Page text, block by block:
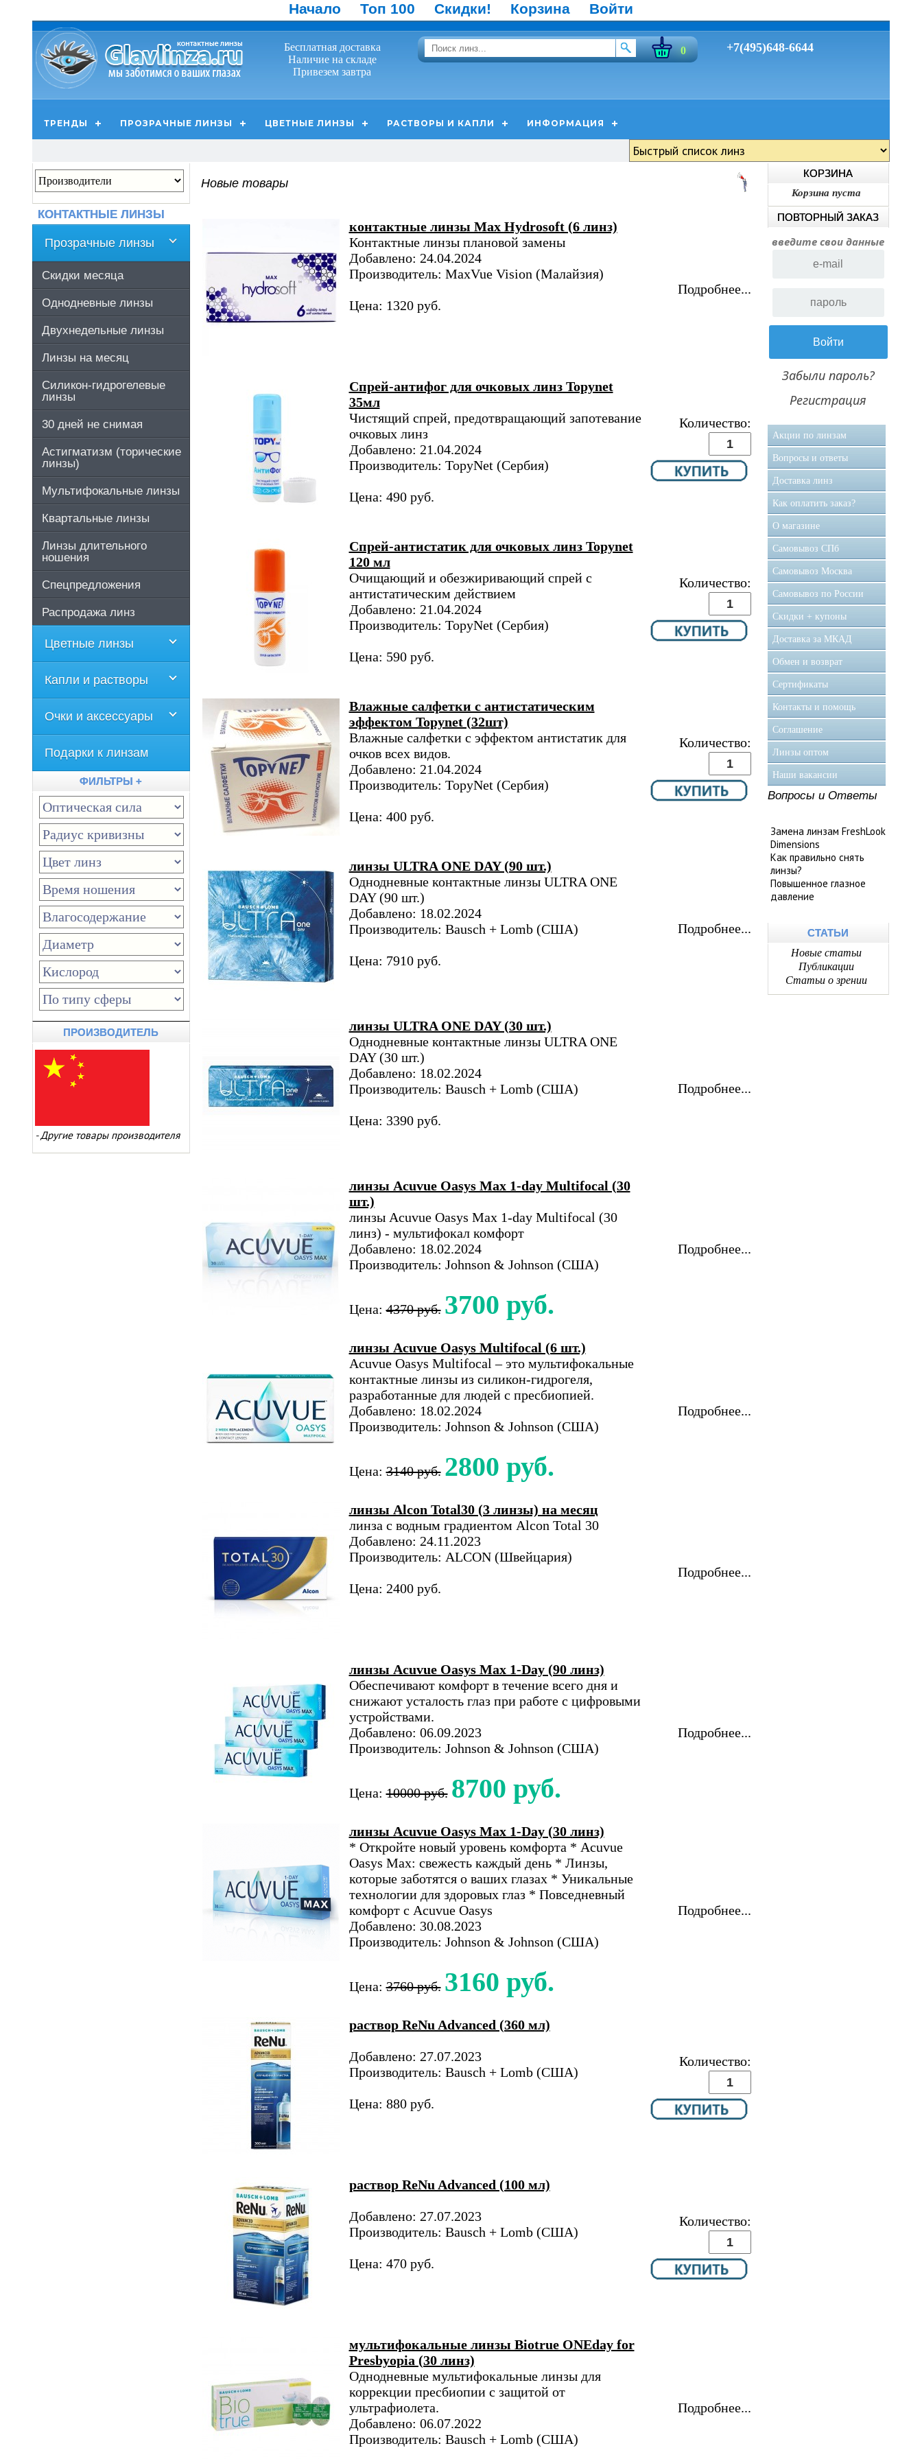
Начало Топ 100 Скидки! Корзина Войти
Бесплатная доставка
Наличие на складе
Привезем завтра
0 +7(495)648-6644
ТРЕНДЫ ПРОЗРАЧНЫЕ ЛИНЗЫ ЦВЕТНЫЕ ЛИНЗЫ РАСТВОРЫ И КАПЛИ ИНФОРМАЦИЯ
Новые товары
контактные линзы Max Hydrosoft (6 линз)
Контактные линзы плановой замены
Добавлено: 24.04.2024
Производитель: MaxVue Vision (Малайзия)
Цена: 1320 руб.
Подробнее...
Спрей-антифог для очковых линз Topynet
35мл
Чистящий спрей, предотвращающий запотевание
очковых линз
Добавлено: 21.04.2024
Производитель: TopyNet​ (Сербия)
Цена: 490 руб.
Количество:
Спрей-антистатик для очковых линз Topynet
120 мл
Очищающий и обезжиривающий спрей с
антистатическим действием
Добавлено: 21.04.2024
Производитель: TopyNet​ (Сербия)
Цена: 590 руб.
Количество:
Влажные салфетки с антистатическим
эффектом Topynet (32шт)
Влажные салфетки с эффектом антистатик для
очков всех видов.
Добавлено: 21.04.2024
Производитель: TopyNet​ (Сербия)
Цена: 400 руб.
Количество:
линзы ULTRA ONE DAY (90 шт.)
Однодневные контактные линзы ULTRA ONE
DAY (90 шт.)
Добавлено: 18.02.2024
Производитель: Bausch + Lomb (США)
Цена: 7910 руб.
Подробнее...
линзы ULTRA ONE DAY (30 шт.)
Однодневные контактные линзы ULTRA ONE
DAY (30 шт.)
Добавлено: 18.02.2024
Производитель: Bausch + Lomb (США)
Цена: 3390 руб.
Подробнее...
линзы Acuvue Oasys Max 1-day Multifocal (30
шт.)
линзы Acuvue Oasys Max 1-day Multifocal (30
линз) - мультифокал комфорт
Добавлено: 18.02.2024
Производитель: Johnson & Johnson (США)
Цена:4370 руб. 3700 руб.
Подробнее...
линзы Acuvue Oasys Multifocal (6 шт.)
Acuvue Oasys Multifocal – это мультифокальные
контактные линзы из силикон-гидрогеля,
разработанные для людей с пресбиопией.
Добавлено: 18.02.2024
Производитель: Johnson & Johnson (США)
Цена:3140 руб. 2800 руб.
Подробнее...
линзы Alcon Total30 (3 линзы) на месяц
линза с водным градиентом Alcon Total 30
Добавлено: 24.11.2023
Производитель: ALCON (Швейцария)
Цена: 2400 руб.
Подробнее...
линзы Acuvue Oasys Max 1-Day (90 линз)
Обеспечивают комфорт в течение всего дня и
снижают усталость глаз при работе с цифровыми
устройствами.
Добавлено: 06.09.2023
Производитель: Johnson & Johnson (США)
Цена:10000 руб. 8700 руб.
Подробнее...
линзы Acuvue Oasys Max 1-Day (30 линз)
* Откройте новый уровень комфорта * Acuvue
Oasys Max: свежесть каждый день * Линзы,
которые заботятся о ваших глазах * Уникальные
технологии для здоровых глаз * Повседневный
комфорт с Acuvue Oasys
Добавлено: 30.08.2023
Производитель: Johnson & Johnson (США)
Цена:3760 руб. 3160 руб.
Подробнее...
раствор ReNu Advanced (360 мл)
Добавлено: 27.07.2023
Производитель: Bausch + Lomb (США)
Цена: 880 руб.
Количество:
раствор ReNu Advanced (100 мл)
Добавлено: 27.07.2023
Производитель: Bausch + Lomb (США)
Цена: 470 руб.
Количество:
мультифокальные линзы Biotrue ONEday for
Presbyopia (30 линз)
Однодневные мультифокальные линзы для
коррекции пресбиопии с защитой от
ультрафиолета.
Добавлено: 06.07.2022
Производитель: Bausch + Lomb (США)
Подробнее...
КОНТАКТНЫЕ ЛИНЗЫ
Прозрачные линзы
Скидки месяца
Однодневные линзы
Двухнедельные линзы
Линзы на месяц
Силикон-гидрогелевые
линзы
30 дней не снимая
Астигматизм (торические
линзы)
Мультифокальные линзы
Квартальные линзы
Линзы длительного
ношения
Спецпредложения
Распродажа линз
Цветные линзы
Капли и растворы
Очки и аксессуары
Подарки к линзам
ФИЛЬТРЫ +
ПРОИЗВОДИТЕЛЬ
-Другие товары производителя
КОРЗИНА
Корзина пуста
ПОВТОРНЫЙ ЗАКАЗ
введите свои данные
Забыли пароль?
Регистрация
Акции по линзам
Вопросы и ответы
Доставка линз
Как оплатить заказ?
О магазине
Самовывоз CПб
Самовывоз Москва
Самовывоз по России
Скидки + купоны
Доставка за МКАД
Обмен и возврат
Сертификаты
Контакты и помощь
Соглашение
Линзы оптом
Наши вакансии
Вопросы и Ответы
Замена линзам FreshLook
Dimensions
Как правильно снять
линзы?
Повышенное глазное
давление
СТАТЬИ
Новые статьи
Публикации
Статьи о зрении